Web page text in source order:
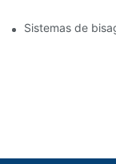
Sistemas de